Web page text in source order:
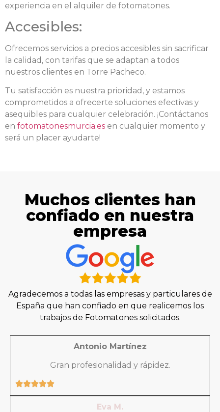
experiencia en el alquiler de fotomatones.
Accesibles:
Ofrecemos servicios a precios accesibles sin sacrificar
la calidad, con tarifas que se adaptan a todos
nuestros clientes en Torre Pacheco.
Tu satisfacción es nuestra prioridad, y estamos
comprometidos a ofrecerte soluciones efectivas y
asequibles para cualquier celebración. ¡Contáctanos
en fotomatonesmurcia.es en cualquier momento y
será un placer ayudarte!
Muchos clientes han
confiado en nuestra
empresa
Agradecemos a todas las empresas y particulares de
España que han confiado en que realicemos los
trabajos de Fotomatones solicitados.
Antonio Martínez
Gran profesionalidad y rápidez.
Eva M.